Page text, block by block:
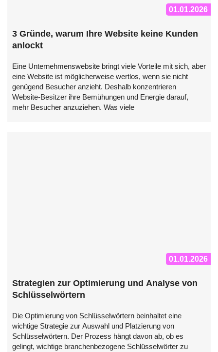
01.01.2026
3 Gründe, warum Ihre Website keine Kunden
anlockt
Eine Unternehmenswebsite bringt viele Vorteile mit sich, aber
eine Website ist möglicherweise wertlos, wenn sie nicht
genügend Besucher anzieht. Deshalb konzentrieren
Website-Besitzer ihre Bemühungen und Energie darauf,
mehr Besucher anzuziehen. Was viele
01.01.2026
Strategien zur Optimierung und Analyse von
Schlüsselwörtern
Die Optimierung von Schlüsselwörtern beinhaltet eine
wichtige Strategie zur Auswahl und Platzierung von
Schlüsselwörtern. Der Prozess hängt davon ab, ob es
gelingt, wichtige branchenbezogene Schlüsselwörter zu